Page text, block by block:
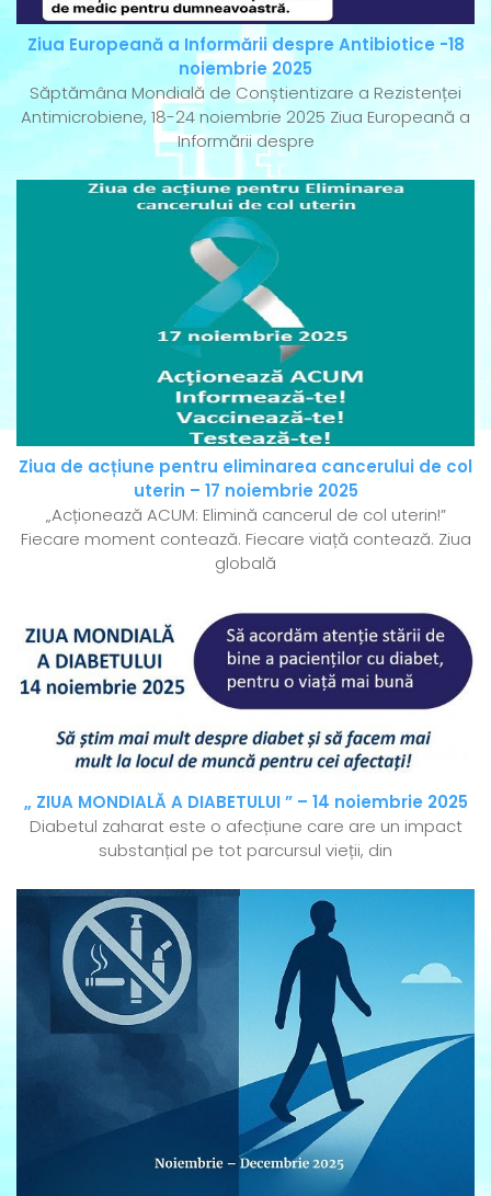
Ziua Europeană a Informării despre Antibiotice -18
noiembrie 2025
Săptămâna Mondială de Conștientizare a Rezistenței
Antimicrobiene, 18-24 noiembrie 2025 Ziua Europeană a
Informării despre
Ziua de acțiune pentru eliminarea cancerului de col
uterin – 17 noiembrie 2025
„Acționează ACUM: Elimină cancerul de col uterin!”
Fiecare moment contează. Fiecare viață contează. Ziua
globală
„ ZIUA MONDIALĂ A DIABETULUI ” – 14 noiembrie 2025
Diabetul zaharat este o afecțiune care are un impact
substanțial pe tot parcursul vieții, din